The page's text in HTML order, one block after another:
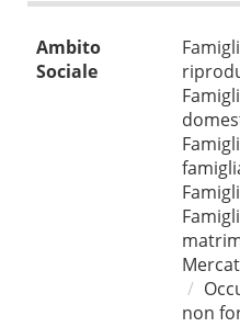
Ambito
Sociale
non